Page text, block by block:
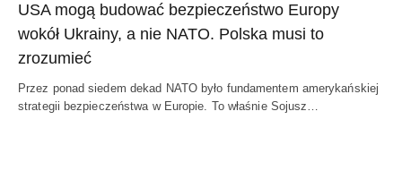
USA mogą budować bezpieczeństwo Europy
wokół Ukrainy, a nie NATO. Polska musi to
zrozumieć
Przez ponad siedem dekad NATO było fundamentem amerykańskiej
strategii bezpieczeństwa w Europie. To właśnie Sojusz…